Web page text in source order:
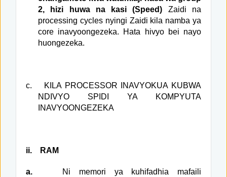
2, hizi huwa na kasi (Speed) Zaidi na
processing cycles nyingi Zaidi kila namba ya
core inavyoongezeka. Hata hivyo bei nayo
huongezeka.
c.
KILA PROCESSOR INAVYOKUA KUBWA
NDIVYO SPIDI YA KOMPYUTA
INAVYOONGEZEKA
ii. RAM
a.
Ni memori ya kuhifadhia mafaili